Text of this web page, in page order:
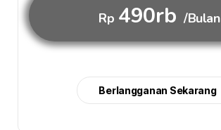
Rp 490rb /Bulan
Berlangganan Sekarang